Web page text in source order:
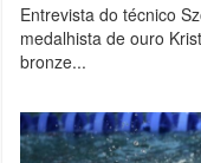
Entrevista do técnico
medalhista de ouro
bronze...